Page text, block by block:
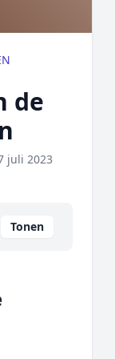
de
juli 2023
Tonen